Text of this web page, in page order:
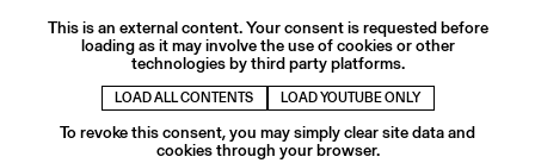
This is an external content. Your consent is requested before
loading as it may involve the use of cookies or other
technologies by third party platforms.
LOAD ALL CONTENTS LOAD YOUTUBE ONLY
To revoke this consent, you may simply clear site data and
cookies through your browser.